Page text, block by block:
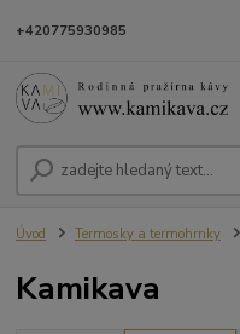
+420775930985
Úvod Termosky a termohrnky
Kamikava